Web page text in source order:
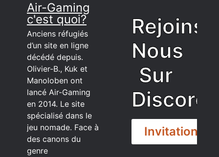
Air-Gaming
c'est quoi?
Anciens réfugiés
d’un site en ligne
décédé depuis.
Olivier-B., Kuk et
Manoloben ont
lancé Air-Gaming
en 2014. Le site
spécialisé dans le
jeu nomade. Face à
des canons du
genre
Rejoins
Nous
Sur
Discord
Invitation